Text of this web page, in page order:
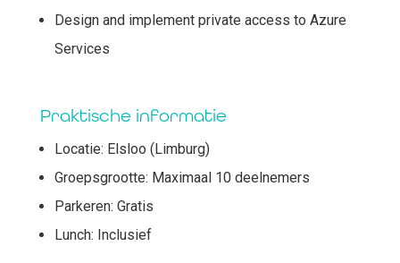
Design and implement private access to Azure
Services
Praktische informatie
Locatie: Elsloo (Limburg)
Groepsgrootte: Maximaal 10 deelnemers
Parkeren: Gratis
Lunch: Inclusief